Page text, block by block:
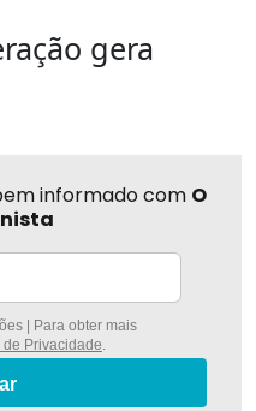
gera
informado com O
| Para obter mais
de Privacidade